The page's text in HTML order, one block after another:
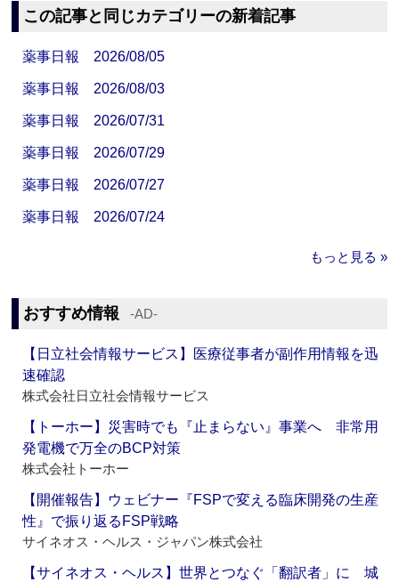
この記事と同じカテゴリーの新着記事
薬事日報 2026/08/05
薬事日報 2026/08/03
薬事日報 2026/07/31
薬事日報 2026/07/29
薬事日報 2026/07/27
薬事日報 2026/07/24
もっと見る »
おすすめ情報 ‐AD‐
【日立社会情報サービス】医療従事者が副作用情報を迅
速確認
株式会社日立社会情報サービス
【トーホー】災害時でも『止まらない』事業へ 非常用
発電機で万全のBCP対策
株式会社トーホー
【開催報告】ウェビナー『FSPで変える臨床開発の生産
性』で振り返るFSP戦略
サイネオス・ヘルス・ジャパン株式会社
【サイネオス・ヘルス】世界とつなぐ「翻訳者」に 城